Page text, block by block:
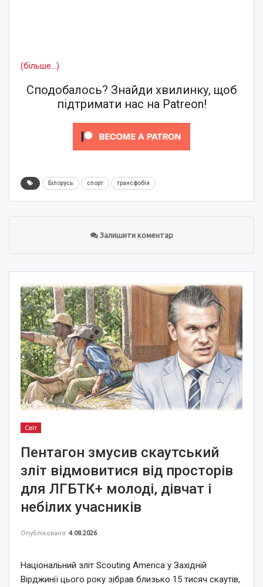
(більше…)
Сподобалось? Знайди хвилинку, щоб
підтримати нас на Patreon!
Білорусь спорт трансфобія
Залишити коментар
Світ
Пентагон змусив скаутський
зліт відмовитися від просторів
для ЛГБТК+ молоді, дівчат і
небілих учасників
Опубліковано 4.08.2026
Національний зліт Scouting America у Західній
Вірджинії цього року зібрав близько 15 тисяч скаутів,